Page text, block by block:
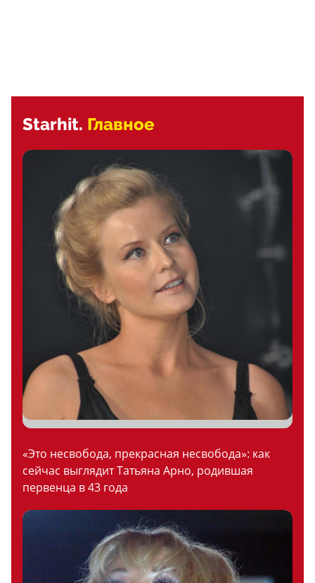
Starhit. Главное
«Это несвобода, прекрасная несвобода»: как
сейчас выглядит Татьяна Арно, родившая
первенца в 43 года